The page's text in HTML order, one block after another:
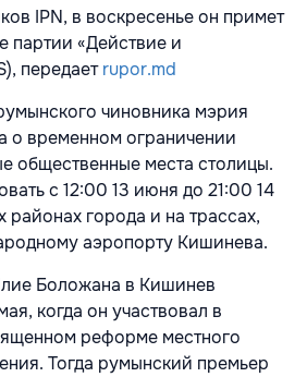
IPN, в воскресенье он примет
партии «Действие и
передаетrupor.md
чиновника мэрия
о временном ограничении
общественные места столицы.
с 12:00 13 июня до 21:00 14
районах города и на трассах,
аэропорту Кишинева.
Боложана в Кишинев
когда он участвовал в
реформе местного
Тогда румынский премьер